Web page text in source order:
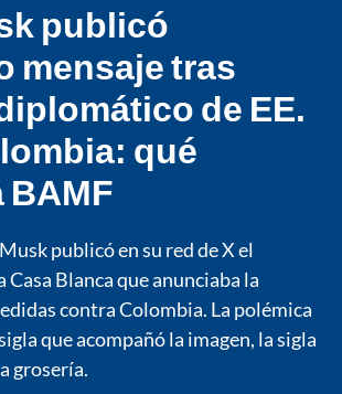
publicó
mensaje tras
de EE.
qué
publicó en su red de X el
Casa Blanca que anunciaba la
contra Colombia. La polémica
que acompañó la imagen, la sigla
grosería.